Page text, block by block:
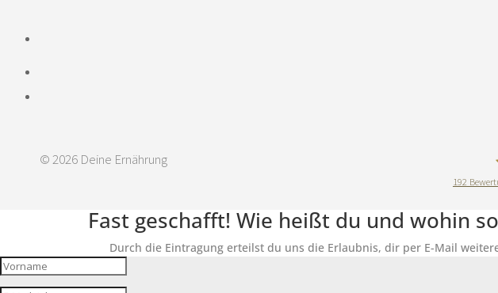
© 2026 Deine Ernährung
192
Fast geschafft! Wie heißt du und wohin
Durch die Eintragung erteilst du uns die Erlaubnis, dir per E-Mail